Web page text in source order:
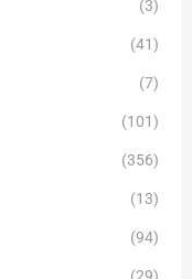
(3)
(41)
(7)
(101)
(356)
(13)
(94)
(29)